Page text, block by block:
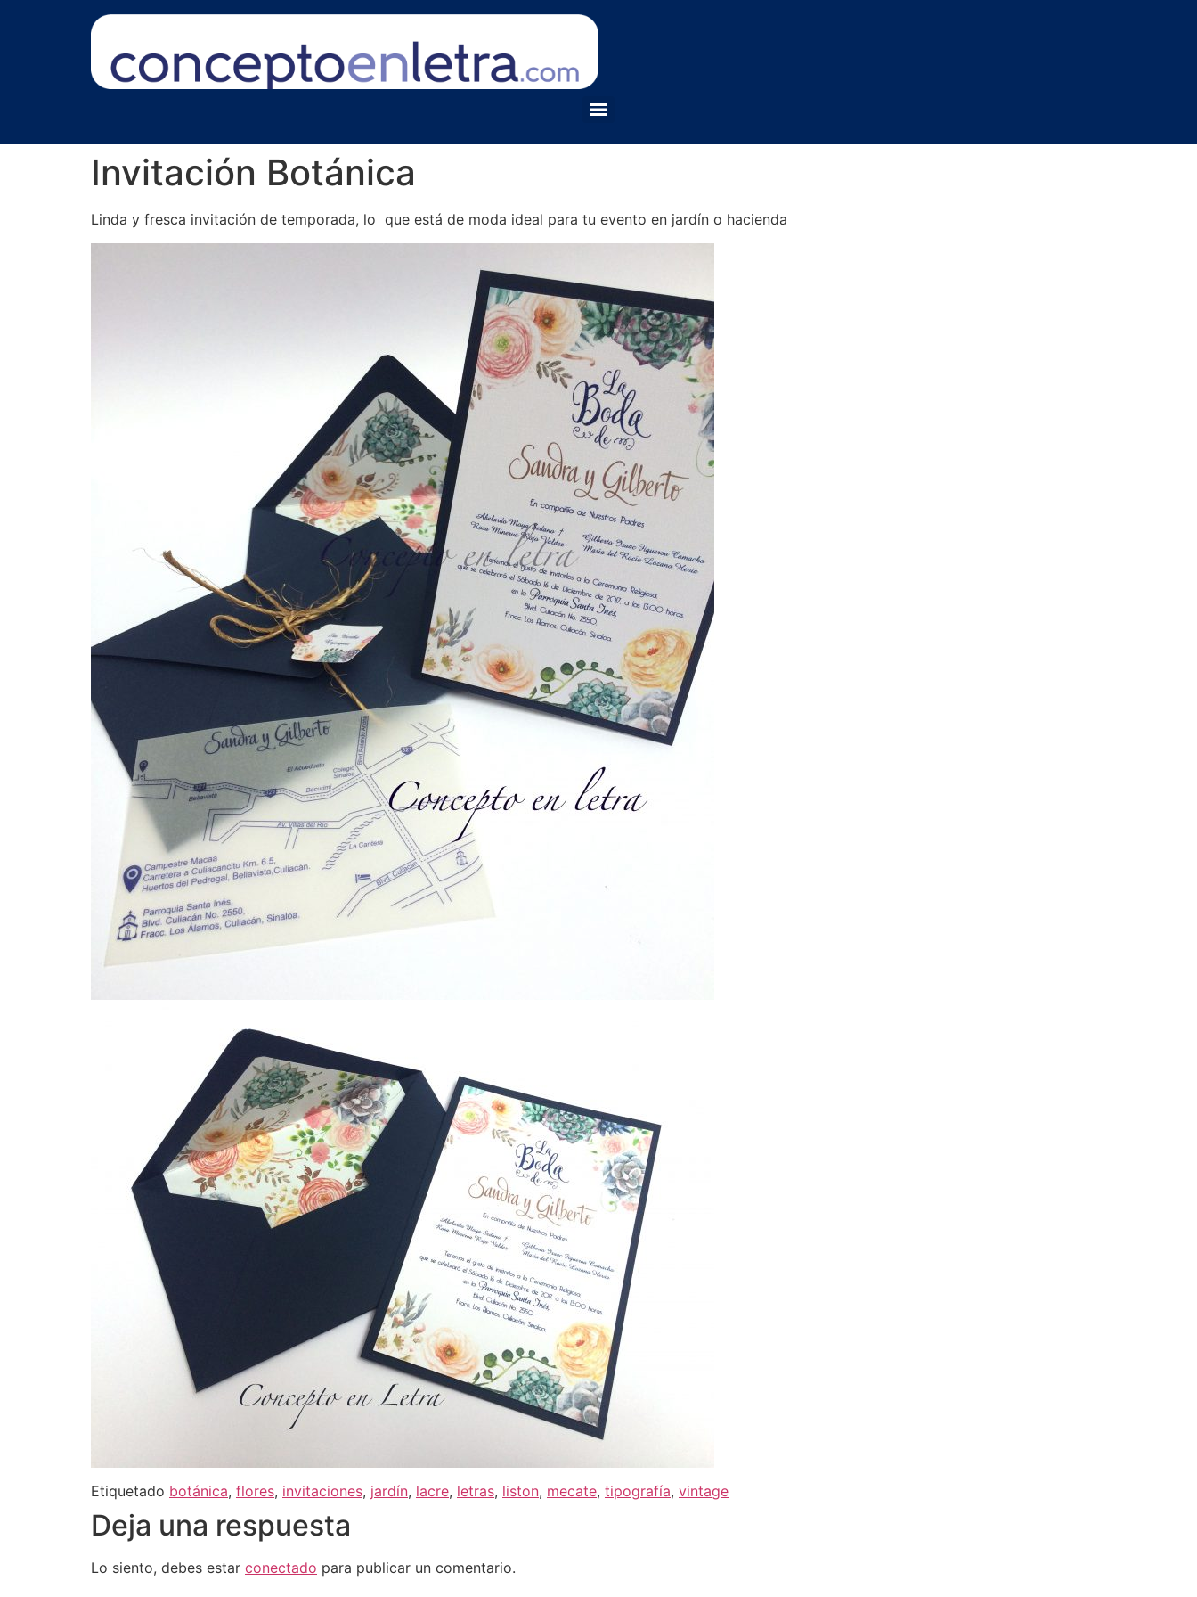
Invitación Botánica
Linda y fresca invitación de temporada, lo que está de moda ideal para tu evento en jardín o hacienda
Etiquetado botánica, flores, invitaciones, jardín, lacre, letras, liston, mecate, tipografía, vintage
Deja una respuesta
Lo siento, debes estar conectado para publicar un comentario.